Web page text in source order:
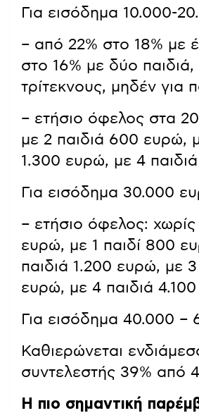
Για εισόδημα 10.000-
– από 22% στο 18% με
στο 16% με δύο παιδιά,
τρίτεκνους, μηδέν για
– ετήσιο όφελος στα
με 2 παιδιά 600 ευρώ,
1.300 ευρώ, με 4
Για εισόδημα 30.000
– ετήσιο όφελος: χωρίς
ευρώ, με 1 παιδί 800
παιδιά 1.200 ευρώ, με 3
ευρώ, με 4 παιδιά
Για εισόδημα 40.000 –
Καθιερώνεται
συντελεστής 39% από
Η πιο σημαντική